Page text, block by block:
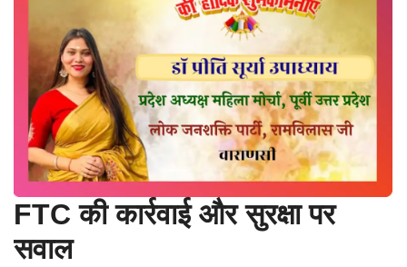
FTC की कार्रवाई और सुरक्षा पर
सवाल